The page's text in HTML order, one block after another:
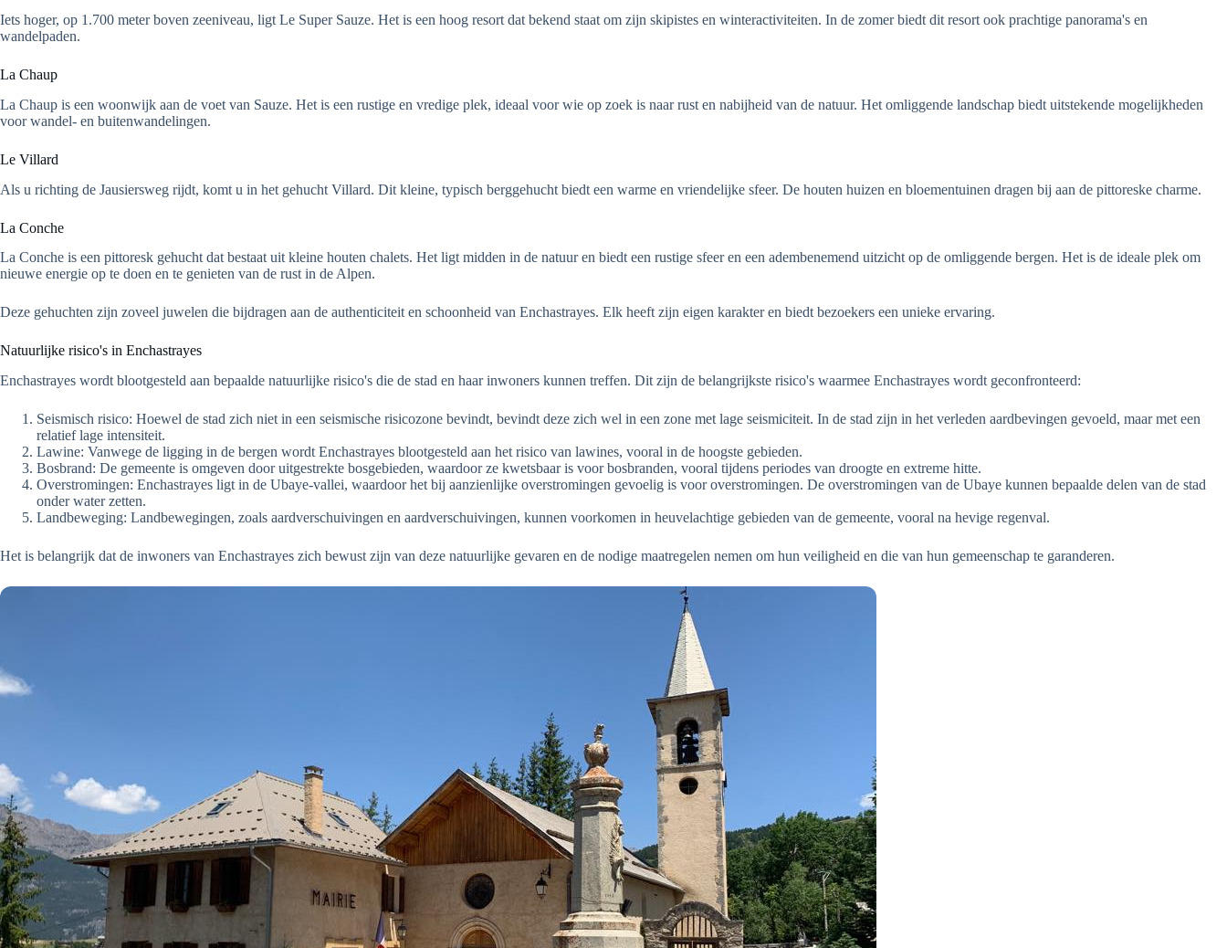
Iets hoger, op 1.700 meter boven zeeniveau, ligt Le Super Sauze. Het is een hoog resort dat bekend staat om zijn skipistes en winteractiviteiten. In de zomer biedt dit resort ook prachtige panorama's en
wandelpaden.
La Chaup
La Chaup is een woonwijk aan de voet van Sauze. Het is een rustige en vredige plek, ideaal voor wie op zoek is naar rust en nabijheid van de natuur. Het omliggende landschap biedt uitstekende mogelijkheden
voor wandel- en buitenwandelingen.
Le Villard
Als u richting de Jausiersweg rijdt, komt u in het gehucht Villard. Dit kleine, typisch berggehucht biedt een warme en vriendelijke sfeer. De houten huizen en bloementuinen dragen bij aan de pittoreske charme.
La Conche
La Conche is een pittoresk gehucht dat bestaat uit kleine houten chalets. Het ligt midden in de natuur en biedt een rustige sfeer en een adembenemend uitzicht op de omliggende bergen. Het is de ideale plek om
nieuwe energie op te doen en te genieten van de rust in de Alpen.
Deze gehuchten zijn zoveel juwelen die bijdragen aan de authenticiteit en schoonheid van Enchastrayes. Elk heeft zijn eigen karakter en biedt bezoekers een unieke ervaring.
Natuurlijke risico's in Enchastrayes
Enchastrayes wordt blootgesteld aan bepaalde natuurlijke risico's die de stad en haar inwoners kunnen treffen. Dit zijn de belangrijkste risico's waarmee Enchastrayes wordt geconfronteerd:
Seismisch risico: Hoewel de stad zich niet in een seismische risicozone bevindt, bevindt deze zich wel in een zone met lage seismiciteit. In de stad zijn in het verleden aardbevingen gevoeld, maar met een
relatief lage intensiteit.
Lawine: Vanwege de ligging in de bergen wordt Enchastrayes blootgesteld aan het risico van lawines, vooral in de hoogste gebieden.
Bosbrand: De gemeente is omgeven door uitgestrekte bosgebieden, waardoor ze kwetsbaar is voor bosbranden, vooral tijdens periodes van droogte en extreme hitte.
Overstromingen: Enchastrayes ligt in de Ubaye-vallei, waardoor het bij aanzienlijke overstromingen gevoelig is voor overstromingen. De overstromingen van de Ubaye kunnen bepaalde delen van de stad
onder water zetten.
Landbeweging: Landbewegingen, zoals aardverschuivingen en aardverschuivingen, kunnen voorkomen in heuvelachtige gebieden van de gemeente, vooral na hevige regenval.
Het is belangrijk dat de inwoners van Enchastrayes zich bewust zijn van deze natuurlijke gevaren en de nodige maatregelen nemen om hun veiligheid en die van hun gemeenschap te garanderen.